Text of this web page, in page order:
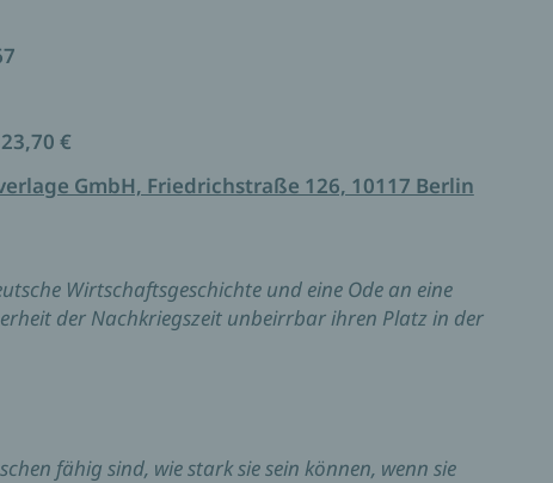
€
GmbH, Friedrichstraße 126, 10117 Berlin
Wirtschaftsgeschichte und eine Ode an eine
der Nachkriegszeit unbeirrbar ihren Platz in der
fähig sind, wie stark sie sein können, wenn sie